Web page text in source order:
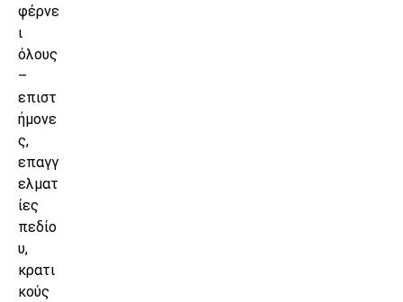
φέρνε
ι
όλους
–
επιστ
ήμονε
ς,
επαγγ
ελματ
ίες
πεδίο
υ,
κρατι
κούς